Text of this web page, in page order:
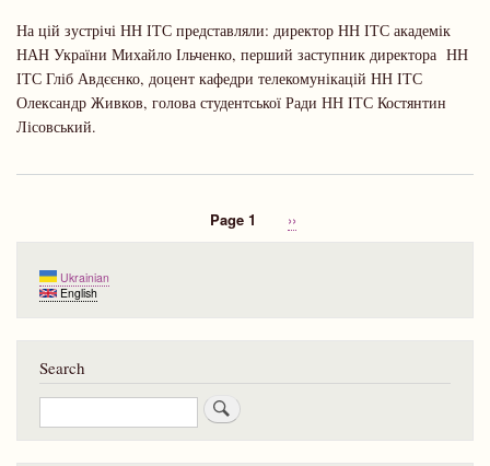
енд
На цій зустрічі НН ІТС представляли: директор НН ІТС академік
НАН України Михайло Ільченко, перший заступник директора НН
ІТС Гліб Авдєєнко, доцент кафедри телекомунікацій НН ІТС
Олександр Живков, голова студентської Ради НН ІТС Костянтин
Лісовський.
Page 1
Next
page
››
Ukrainian
English
Search
Search